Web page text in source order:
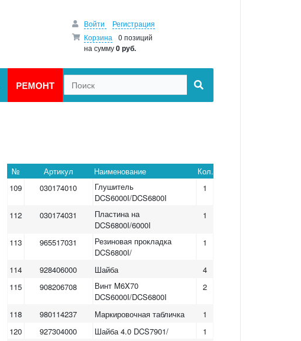
Войти
Регистрация
Корзина
0 позиций
на сумму0 руб.
РЕМОНТ
№ Артикул Наименование
Кол.
109
030174010
Глушитель
DCS6000I/DCS6800I
1
112 030174031
Пластина на
DCS6800I/6000I
1
113 965517031
Резиновая прокладка
DCS6800I/
1
114 928406000 Шайба
4
115
908206708
Винт M6X70
DCS6000I/DCS6800I
2
118 980114237 Маркировочная табличка
1
120
927304000 Шайба 4.0 DCS7901/
1